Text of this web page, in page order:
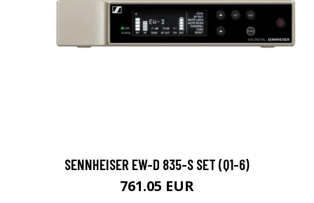
SENNHEISER EW-D 835-S SET (Q1-6)
761.05 EUR